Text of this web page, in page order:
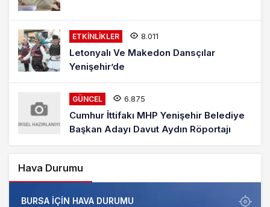
ETKINLIKLER 8.011
Letonyalı Ve Makedon Dansçılar
Yenişehir’de
GÜNCEL 6.875
Cumhur İttifakı MHP Yenişehir Belediye
Başkan Adayı Davut Aydın Röportajı
Hava Durumu
BURSA IÇIN HAVA DURUMU